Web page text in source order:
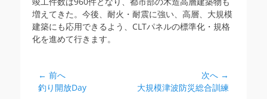
増えてきた。今後、耐火・耐震に強い、高層、大規模
建築にも応用できるよう、CLTパネルの標準化・規格
化を進めて行きます。
投
稿
← 前へ
前
釣り開放Day
次へ →
次
大規模津波防災総合訓練